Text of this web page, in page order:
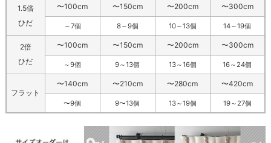
1.5倍
ひだ
〜100cm 〜150cm 〜200cm 〜300cm
～7個 8～9個 10～13個 14～19個
2倍
ひだ
〜100cm 〜150cm 〜200cm 〜300cm
～9個 9～13個 13～16個 16～24個
フラット
〜140cm 〜210cm 〜280cm 〜420cm
〜9個 9〜13個 13～19個 19～27個